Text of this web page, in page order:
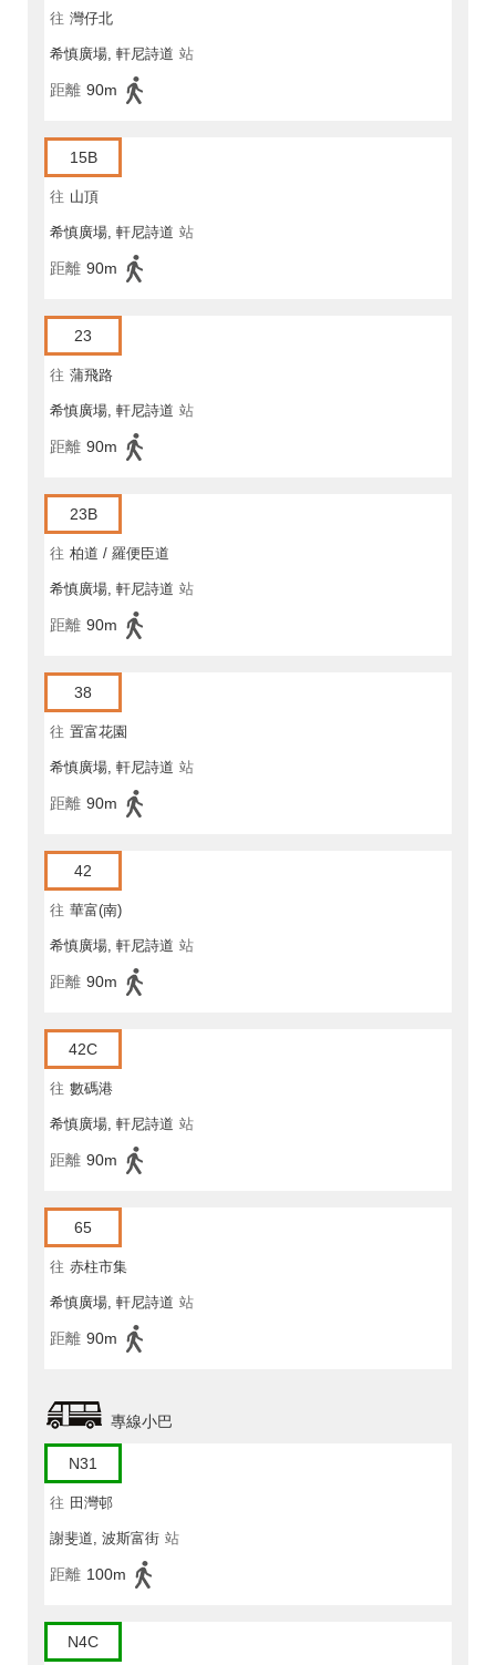
往 灣仔北
希慎廣場, 軒尼詩道 站
距離 90m
15B
往 山頂
希慎廣場, 軒尼詩道 站
距離 90m
23
往 蒲飛路
希慎廣場, 軒尼詩道 站
距離 90m
23B
往 柏道 / 羅便臣道
希慎廣場, 軒尼詩道 站
距離 90m
38
往 置富花園
希慎廣場, 軒尼詩道 站
距離 90m
42
往 華富(南)
希慎廣場, 軒尼詩道 站
距離 90m
42C
往 數碼港
希慎廣場, 軒尼詩道 站
距離 90m
65
往 赤柱市集
希慎廣場, 軒尼詩道 站
距離 90m
專線小巴
N31
往 田灣邨
謝斐道, 波斯富街 站
距離 100m
N4C